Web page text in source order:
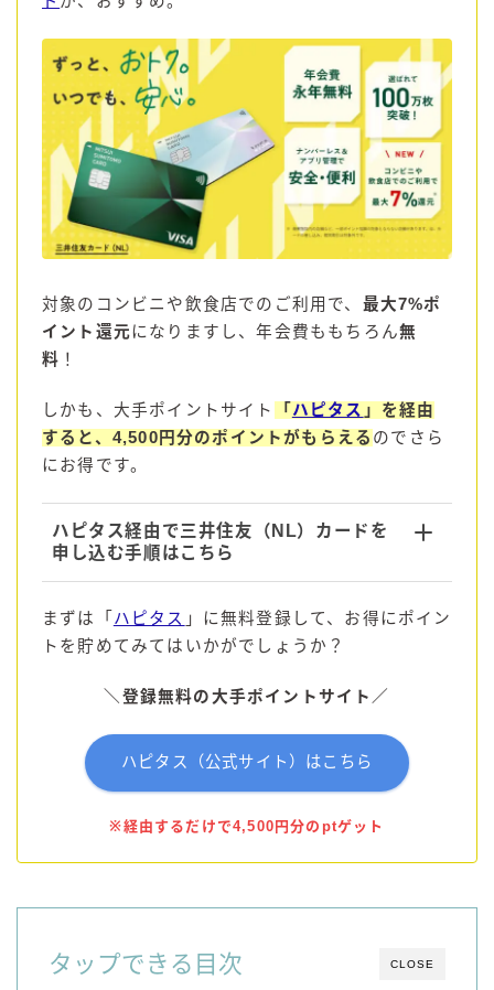
対象のコンビニや飲食店でのご利用で、 最大7%ポ
イント還元になりますし、年会費ももちろん無
料 ！
しかも、大手ポイントサイト 「ハピタス 」を経由
すると、4,500円分のポイントがもらえる のでさら
にお得です。
ハピタス経由で三井住友（NL）カードを
申し込む手順はこちら
まずは「 ハピタス 」に無料登録して、お得にポイン
トを貯めてみてはいかがでしょうか？
＼ 登録無料の大手ポイントサイト ／
ハピタス（公式サイト）はこちら
※経由するだけで4,500円分のptゲット
CLOSE
タップできる目次